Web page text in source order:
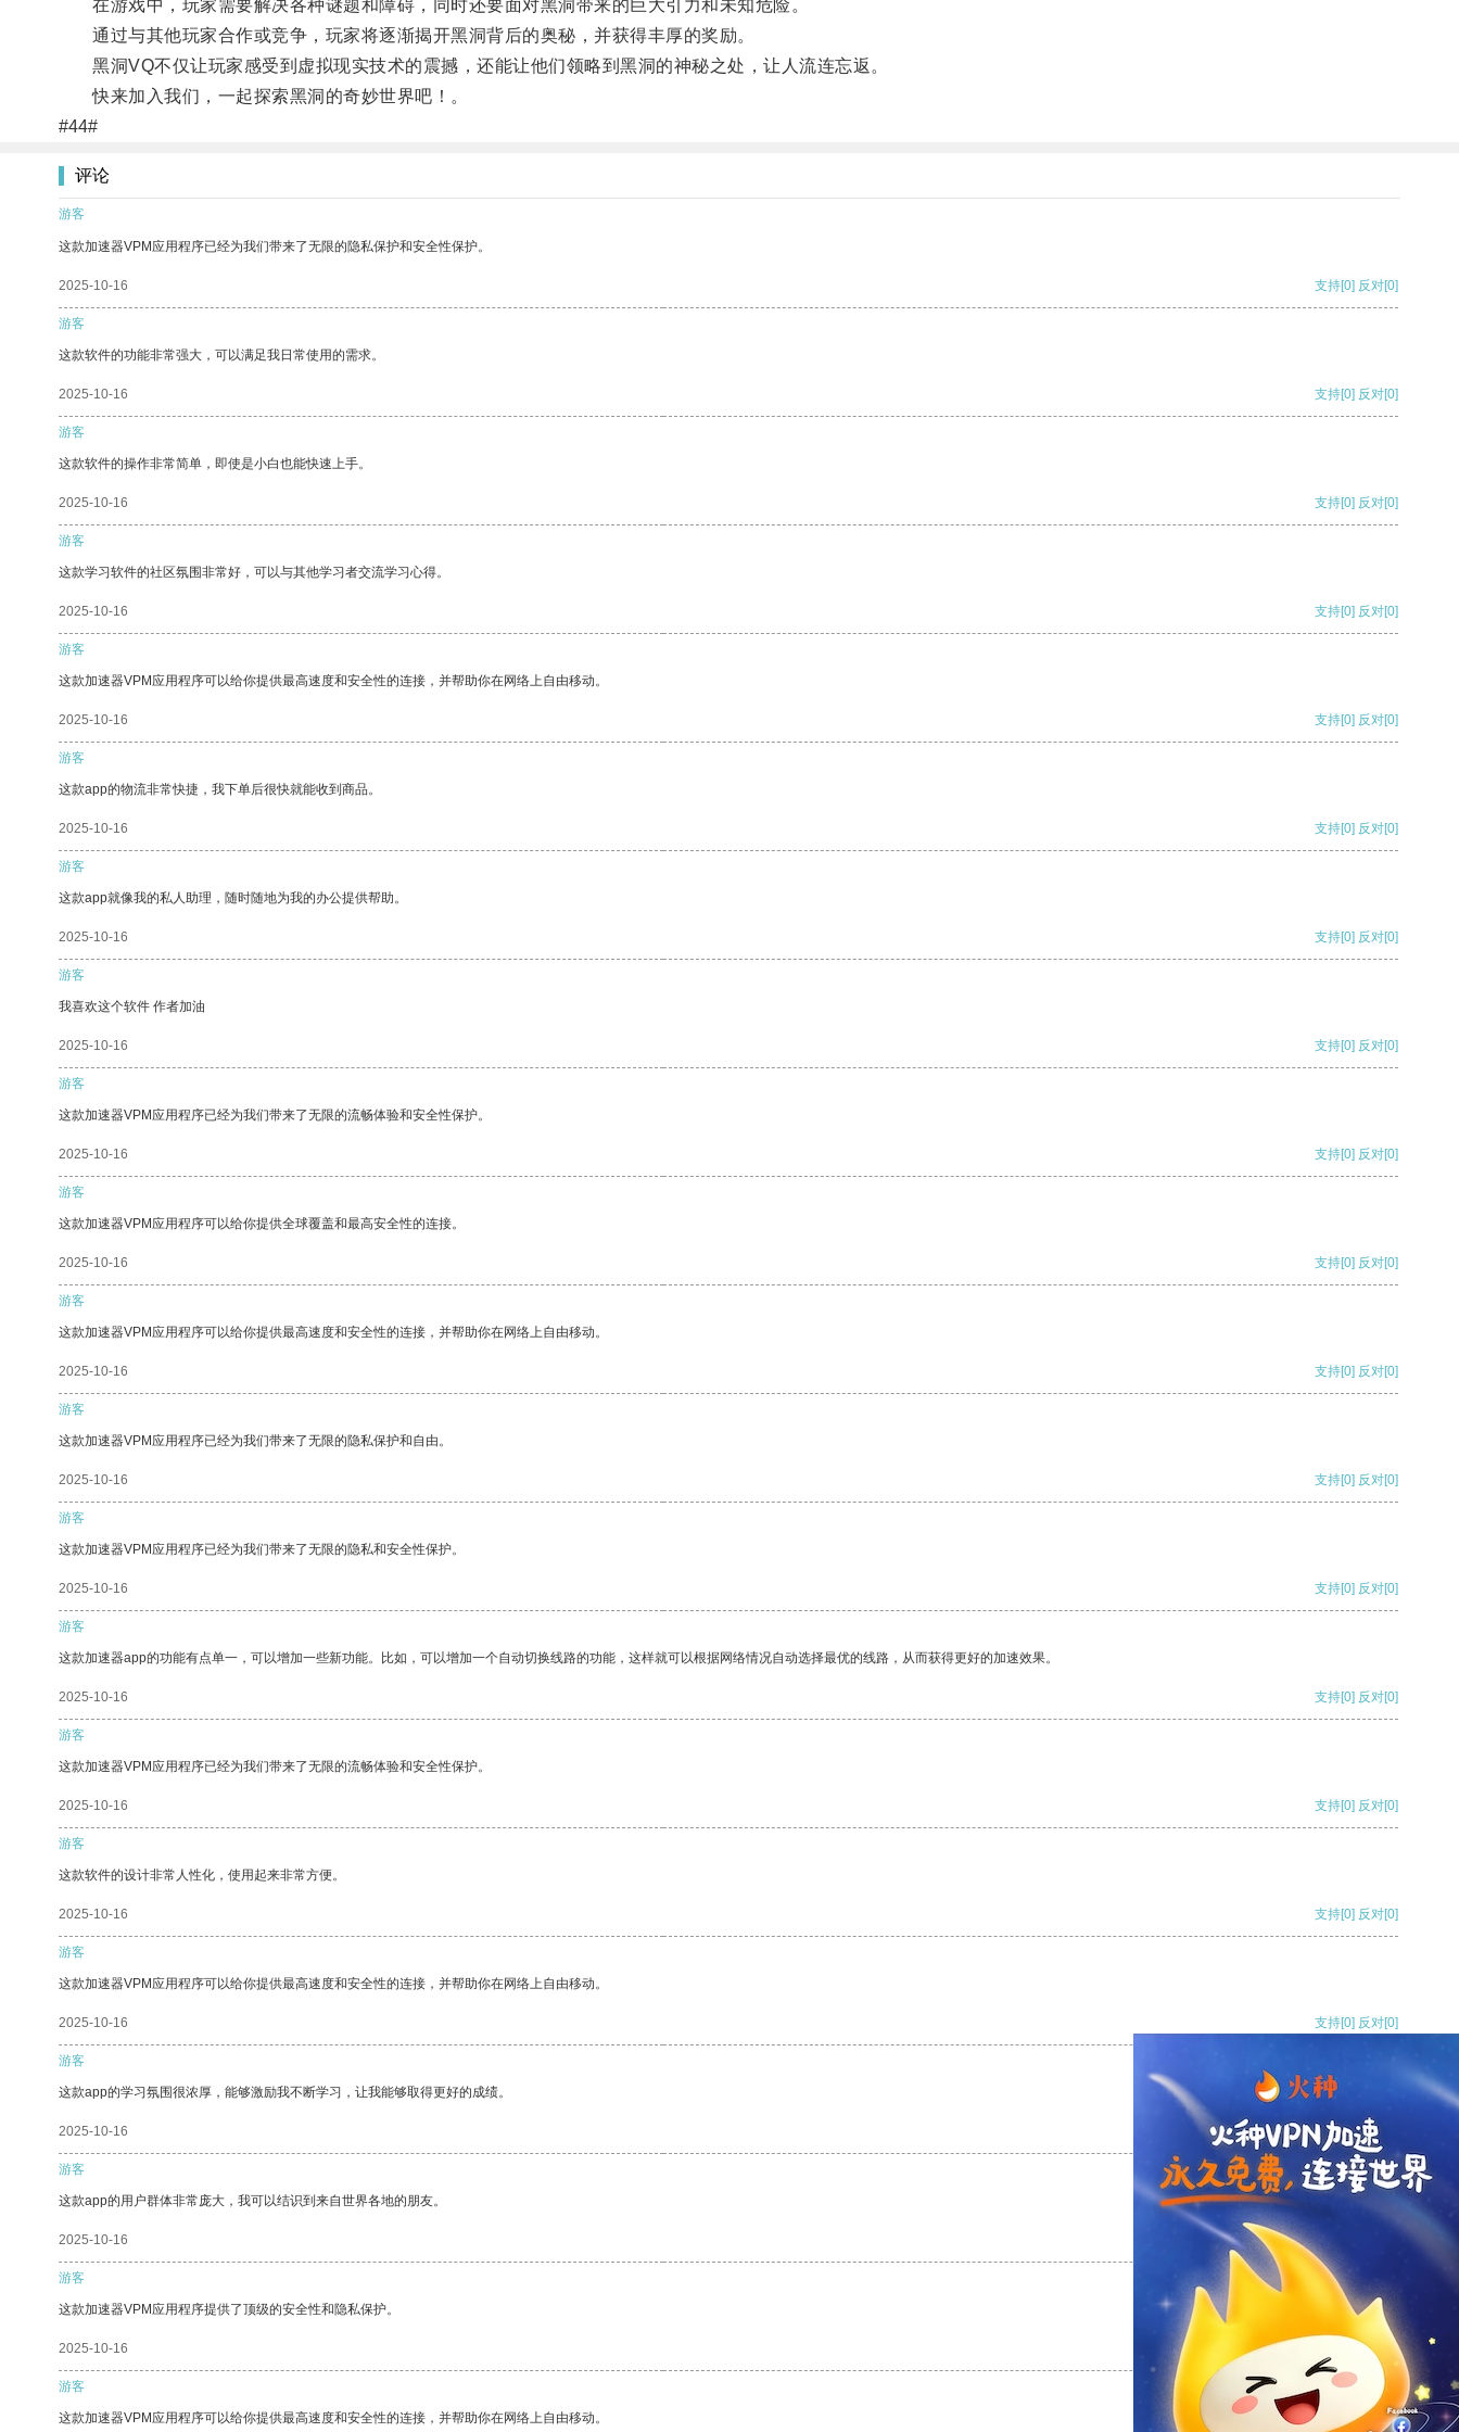
在游戏中，玩家需要解决各种谜题和障碍，同时还要面对黑洞带来的巨大引力和未知危险。
通过与其他玩家合作或竞争，玩家将逐渐揭开黑洞背后的奥秘，并获得丰厚的奖励。
黑洞VQ不仅让玩家感受到虚拟现实技术的震撼，还能让他们领略到黑洞的神秘之处，让人流连忘返。
快来加入我们，一起探索黑洞的奇妙世界吧！。
#44#
评论
游客
这款加速器VPM应用程序已经为我们带来了无限的隐私保护和安全性保护。
2025-10-16 支持[0] 反对[0]
游客
这款软件的功能非常强大，可以满足我日常使用的需求。
2025-10-16 支持[0] 反对[0]
游客
这款软件的操作非常简单，即使是小白也能快速上手。
2025-10-16 支持[0] 反对[0]
游客
这款学习软件的社区氛围非常好，可以与其他学习者交流学习心得。
2025-10-16 支持[0] 反对[0]
游客
这款加速器VPM应用程序可以给你提供最高速度和安全性的连接，并帮助你在网络上自由移动。
2025-10-16 支持[0] 反对[0]
游客
这款app的物流非常快捷，我下单后很快就能收到商品。
2025-10-16 支持[0] 反对[0]
游客
这款app就像我的私人助理，随时随地为我的办公提供帮助。
2025-10-16 支持[0] 反对[0]
游客
我喜欢这个软件 作者加油
2025-10-16 支持[0] 反对[0]
游客
这款加速器VPM应用程序已经为我们带来了无限的流畅体验和安全性保护。
2025-10-16 支持[0] 反对[0]
游客
这款加速器VPM应用程序可以给你提供全球覆盖和最高安全性的连接。
2025-10-16 支持[0] 反对[0]
游客
这款加速器VPM应用程序可以给你提供最高速度和安全性的连接，并帮助你在网络上自由移动。
2025-10-16 支持[0] 反对[0]
游客
这款加速器VPM应用程序已经为我们带来了无限的隐私保护和自由。
2025-10-16 支持[0] 反对[0]
游客
这款加速器VPM应用程序已经为我们带来了无限的隐私和安全性保护。
2025-10-16 支持[0] 反对[0]
游客
这款加速器app的功能有点单一，可以增加一些新功能。比如，可以增加一个自动切换线路的功能，这样就可以根据网络情况自动选择最优的线路，从而获得更好的加速效果。
2025-10-16 支持[0] 反对[0]
游客
这款加速器VPM应用程序已经为我们带来了无限的流畅体验和安全性保护。
2025-10-16 支持[0] 反对[0]
游客
这款软件的设计非常人性化，使用起来非常方便。
2025-10-16 支持[0] 反对[0]
游客
这款加速器VPM应用程序可以给你提供最高速度和安全性的连接，并帮助你在网络上自由移动。
2025-10-16 支持[0] 反对[0]
游客
这款app的学习氛围很浓厚，能够激励我不断学习，让我能够取得更好的成绩。
2025-10-16 支持[0] 反对
游客
这款app的用户群体非常庞大，我可以结识到来自世界各地的朋友。
2025-10-16 支持
游客
这款加速器VPM应用程序提供了顶级的安全性和隐私保护。
2025-10-16 反对 [0]
游客
这款加速器VPM应用程序可以给你提供最高速度和安全性的连接，并帮助你在网络上自由移动。